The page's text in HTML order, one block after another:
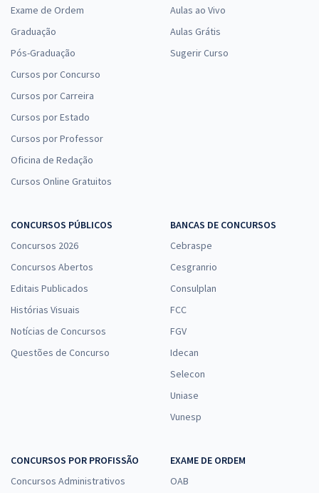
Exame de Ordem
Graduação
Pós-Graduação
Cursos por Concurso
Cursos por Carreira
Cursos por Estado
Cursos por Professor
Oficina de Redação
Cursos Online Gratuitos
Aulas ao Vivo
Aulas Grátis
Sugerir Curso
CONCURSOS PÚBLICOS
Concursos 2026
Concursos Abertos
Editais Publicados
Histórias Visuais
Notícias de Concursos
Questões de Concurso
BANCAS DE CONCURSOS
Cebraspe
Cesgranrio
Consulplan
FCC
FGV
Idecan
Selecon
Uniase
Vunesp
CONCURSOS POR PROFISSÃO
Concursos Administrativos
EXAME DE ORDEM
OAB